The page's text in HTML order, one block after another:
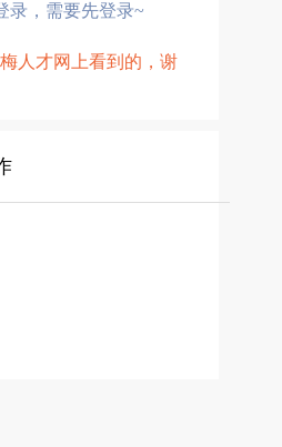
录，需要先登录~
人才网上看到的，谢